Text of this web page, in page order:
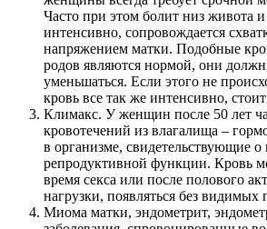
Часто при этом болит низ живота и
интенсивно, сопровождается
напряжением матки. Подобные
родов являются нормой, они
уменьшаться. Если этого не
кровь все так же интенсивно, стоит
Климакс. У женщин после 50 лет
кровотечений из влагалища –
в организме, свидетельствующие
репродуктивной функции. Кровь
время секса или после полового
нагрузки, появляться без видимых
Миома матки, эндометрит,